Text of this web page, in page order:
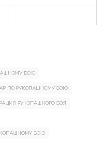
БОЮ
ПО РУКОПАШНОМУ БОЮ
РУКОПАШНОГО БОЯ
БОЮ